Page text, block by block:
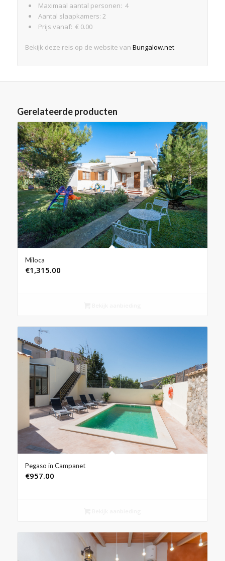
Maximaal aantal personen: 4
Aantal slaapkamers: 2
Prijs vanaf: € 0.00
Bekijk deze reis op de website van Bungalow.net
Gerelateerde producten
Miloca
€1,315.00
Pegaso in Campanet
€957.00